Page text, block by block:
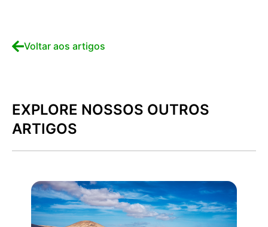
Voltar aos artigos
EXPLORE NOSSOS OUTROS
ARTIGOS